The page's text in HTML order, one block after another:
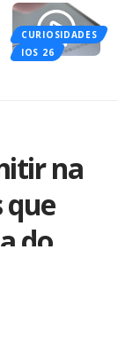
CURIOSIDADES
IOS 26
na
que
do